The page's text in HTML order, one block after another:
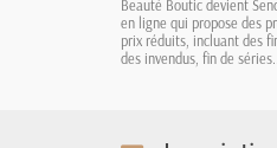
Beauté Boutic devient
en ligne qui propose des
prix réduits, incluant des
des invendus, fin de